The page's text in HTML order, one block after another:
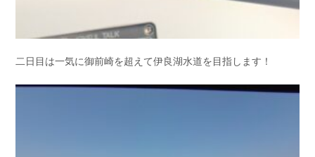
二日目は一気に御前崎を超えて伊良湖水道を目指します！